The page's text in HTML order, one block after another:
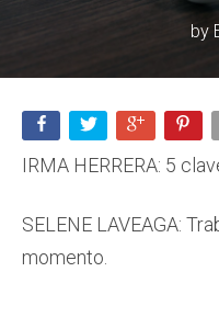
by
IRMA HERRERA: 5
SELENE LAVEAGA:
momento.